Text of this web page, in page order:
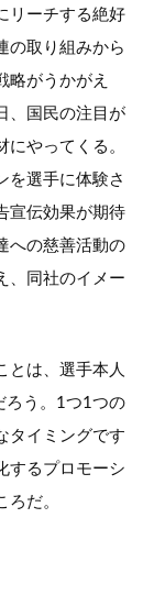
リーチする絶好
の取り組みから
略がうかがえ
、国民の注目が
やってくる。
を選手に体験さ
宣伝効果が期待
への慈善活動の
、同社のイメー
とは、選手本人
ろう。1つ1つの
タイミングです
するプロモーシ
ろだ。